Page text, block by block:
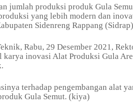
jumlah produksi produk Gula
yang lebih modern dan
Sidenreng Rappang
Rabu, 29 Desember 2021,
inovasi Alat Produksi Gula
terhadap pengembangan alat
Gula Semut. (kiya)